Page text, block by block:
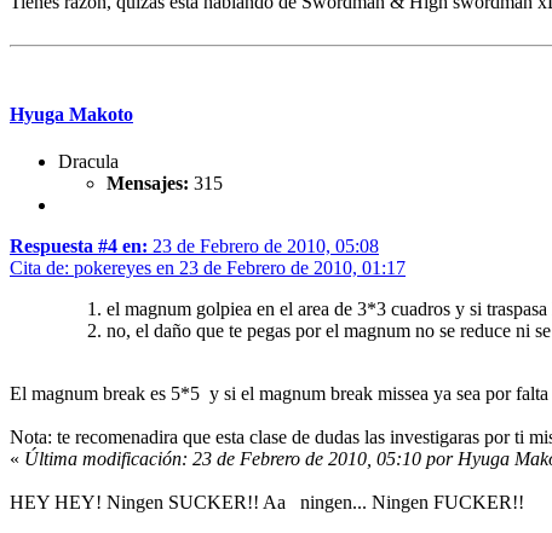
Hyuga Makoto
Dracula
Mensajes: 315
Respuesta #4 en: 23 de Febrero de 2010, 05:08
Cita de: pokereyes en 23 de Febrero de 2010, 01:17
el magnum golpiea en el area de 3*3 cuadros y si
no, el daño que te pegas por el magnum no se reduce ni
El magnum break es 5*5 y si el magnum break missea ya sea por
Nota: te recomenadira que esta clase de dudas las investigaras por ti
« Última modificación: 23 de Febrero de 2010, 05:10 por Hyuga
HEY HEY! Ningen SUCKER!! Aa ningen... Ningen FUCKER!!